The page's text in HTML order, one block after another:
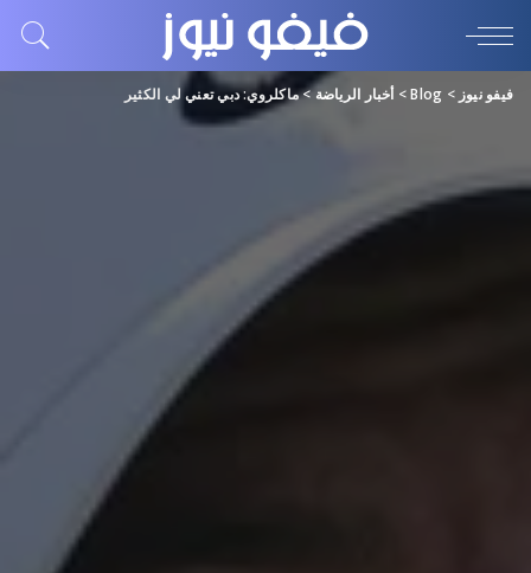
فيفو نيوز >
Blog
> أخبار الرياضة>ماكلروي: دبي تعني لي الكثير